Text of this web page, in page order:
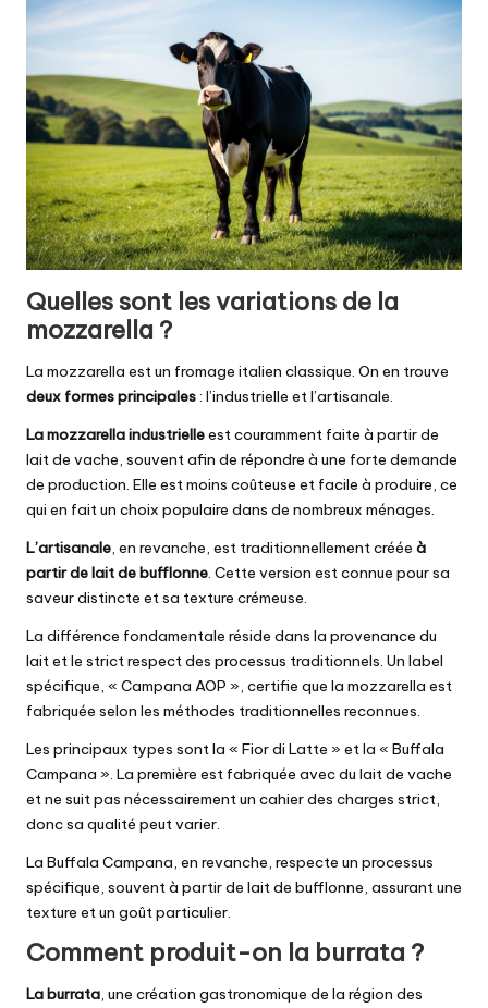
Quelles sont les variations de la
mozzarella ?
La mozzarella est un fromage italien classique. On en trouve
deux formes principales: l’industrielle et l’artisanale.
La mozzarella industrielleest couramment faite à partir de
lait de vache, souvent afin de répondre à une forte demande
de production. Elle est moins coûteuse et facile à produire, ce
qui en fait un choix populaire dans de nombreux ménages.
L’artisanale, en revanche, est traditionnellement créée à
partir de lait de bufflonne. Cette version est connue pour sa
saveur distincte et sa texture crémeuse.
La différence fondamentale réside dans la provenance du
lait et le strict respect des processus traditionnels. Un label
spécifique, « Campana AOP », certifie que la mozzarella est
fabriquée selon les méthodes traditionnelles reconnues.
Les principaux types sont la « Fior di Latte » et la « Buffala
Campana ». La première est fabriquée avec du lait de vache
et ne suit pas nécessairement un cahier des charges strict,
donc sa qualité peut varier.
La Buffala Campana, en revanche, respecte un processus
spécifique, souvent à partir de lait de bufflonne, assurant une
texture et un goût particulier.
Comment produit-on la burrata ?
La burrata, une création gastronomique de la région des